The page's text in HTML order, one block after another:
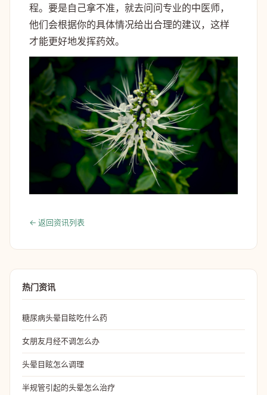
程。要是自己拿不准，就去问问专业的中医师，
他们会根据你的具体情况给出合理的建议，这样
才能更好地发挥药效。
← 返回资讯列表
热门资讯
糖尿病头晕目眩吃什么药
女朋友月经不调怎么办
头晕目眩怎么调理
半规管引起的头晕怎么治疗